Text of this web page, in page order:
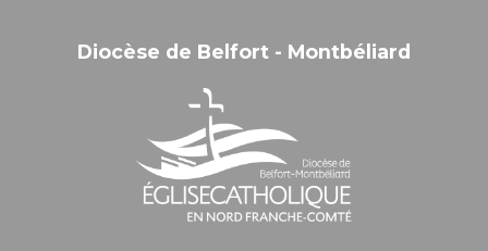
Diocèse de Belfort - Montbéliard